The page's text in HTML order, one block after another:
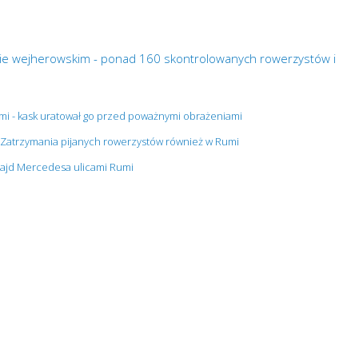
wejherowskim - ponad 160 skontrolowanych rowerzystów i
- kask uratował go przed poważnymi obrażeniami
pijanych rowerzystów również w Rumi
Mercedesa ulicami Rumi